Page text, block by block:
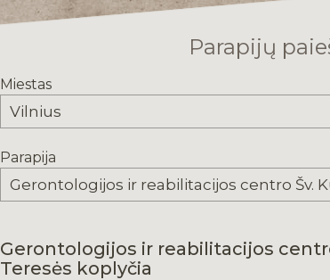
Parapijų
Miestas
Parapija
Gerontologijos ir reabilitacijos
Teresės koplyčia